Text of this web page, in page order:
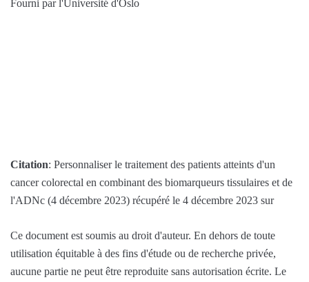
Fourni par l'Université d'Oslo
Citation: Personnaliser le traitement des patients atteints d'un
cancer colorectal en combinant des biomarqueurs tissulaires et de
l'ADNc (4 décembre 2023) récupéré le 4 décembre 2023 sur
Ce document est soumis au droit d'auteur. En dehors de toute
utilisation équitable à des fins d'étude ou de recherche privée,
aucune partie ne peut être reproduite sans autorisation écrite. Le